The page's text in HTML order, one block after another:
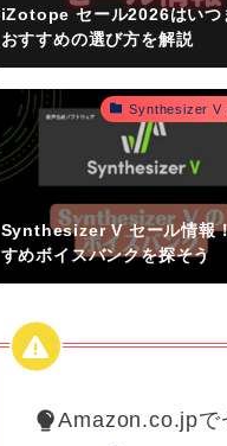
iZotope セール2026はいつ
おすすめの選び方を解説
Synthesizer V
Synthesizer V セール情報
すめボイスバンクを探そう
Amazon.co.jpで